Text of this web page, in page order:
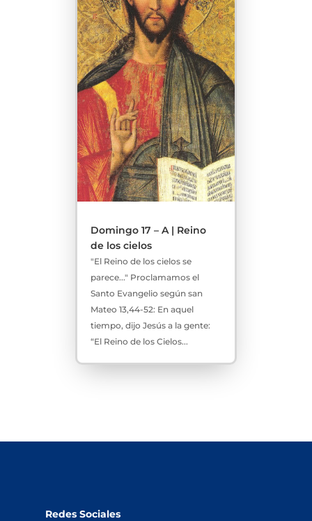
Domingo 17 – A | Reino
de los cielos
"El Reino de los cielos se
parece..." Proclamamos el
Santo Evangelio según san
Mateo 13,44-52: En aquel
tiempo, dijo Jesús a la gente:
“El Reino de los Cielos...
Redes Sociales